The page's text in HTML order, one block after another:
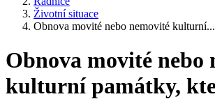
Životní situace
Obnova movité nebo nemovité kulturní...
Obnova movité nebo
kulturní památky,